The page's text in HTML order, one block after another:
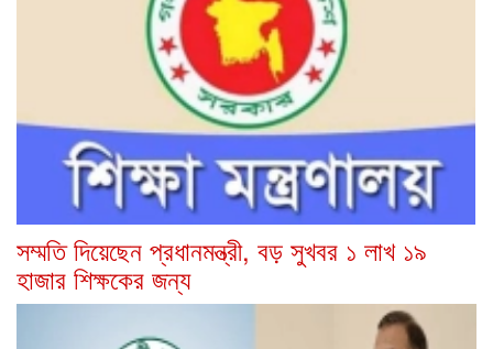
সম্মতি দিয়েছেন প্রধানমন্ত্রী, বড় সুখবর ১ লাখ ১৯
হাজার শিক্ষকের জন্য